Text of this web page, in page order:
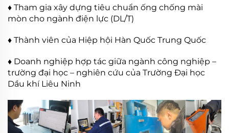
♦ Tham gia xây dựng tiêu chuẩn ống chống mài
mòn cho ngành điện lực (DL/T)
♦ Thành viên của Hiệp hội Hàn Quốc Trung Quốc
♦ Doanh nghiệp hợp tác giữa ngành công nghiệp –
trường đại học – nghiên cứu của Trường Đại học
Dầu khí Liêu Ninh